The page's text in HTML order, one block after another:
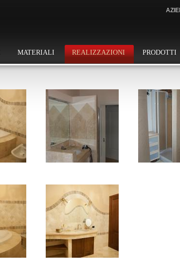
MATERIALI REALIZZAZIONI PRODOTTI